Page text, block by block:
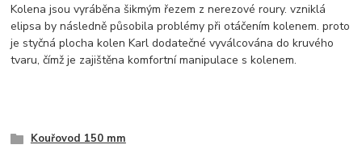
Kolena jsou vyráběna šikmým řezem z nerezové roury. vzniklá
elipsa by následně působila problémy při otáčením kolenem. proto
je styčná plocha kolen Karl dodatečné vyválcována do kruvého
tvaru, čímž je zajištěna komfortní manipulace s kolenem.
Kouřovod 150 mm